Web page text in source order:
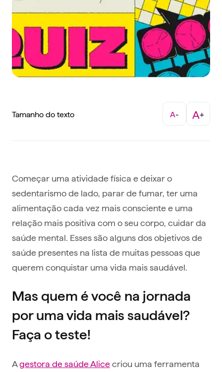
Tamanho do texto A- A+
Começar uma atividade física e deixar o
sedentarismo de lado, parar de fumar, ter uma
alimentação cada vez mais consciente e uma
relação mais positiva com o seu corpo, cuidar da
saúde mental. Esses são alguns dos objetivos de
saúde presentes na lista de muitas pessoas que
querem conquistar uma vida mais saudável.
Mas quem é você na jornada
por uma vida mais saudável?
Faça o teste!
Agestora de saúde Alicecriou uma ferramenta